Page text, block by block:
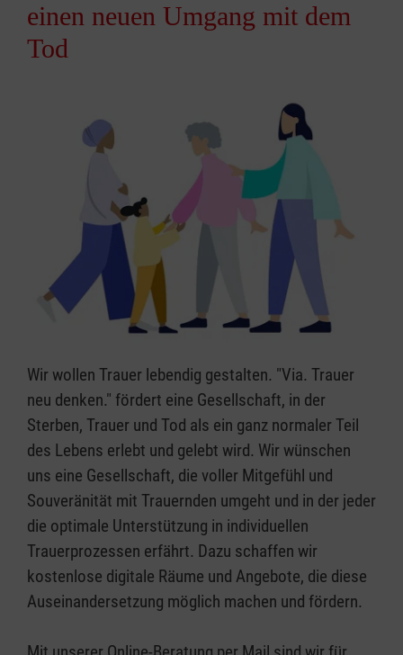
einen neuen Umgang mit dem
Tod
Wir wollen Trauer lebendig gestalten. "Via. Trauer
neu denken." fördert eine Gesellschaft, in der
Sterben, Trauer und Tod als ein ganz normaler Teil
des Lebens erlebt und gelebt wird. Wir wünschen
uns eine Gesellschaft, die voller Mitgefühl und
Souveränität mit Trauernden umgeht und in der jeder
die optimale Unterstützung in individuellen
Trauerprozessen erfährt. Dazu schaffen wir
kostenlose digitale Räume und Angebote, die diese
Auseinandersetzung möglich machen und fördern.